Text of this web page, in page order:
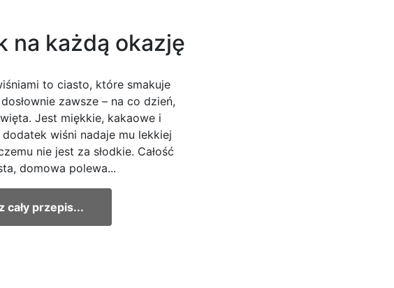
na każdą okazję
to ciasto, które smakuje
zawsze – na co dzień,
Jest miękkie, kakaowe i
wiśni nadaje mu lekkiej
nie jest za słodkie. Całość
domowa polewa...
cały przepis...